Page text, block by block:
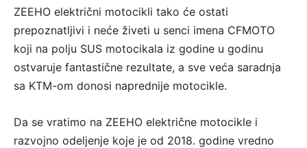
ZEEHO električni motocikli tako će ostati
prepoznatljivi i neće živeti u senci imena CFMOTO
koji na polju SUS motocikala iz godine u godinu
ostvaruje fantastične rezultate, a sve veća saradnja
sa KTM-om donosi naprednije motocikle.
Da se vratimo na ZEEHO električne motocikle i
razvojno odeljenje koje je od 2018. godine vredno